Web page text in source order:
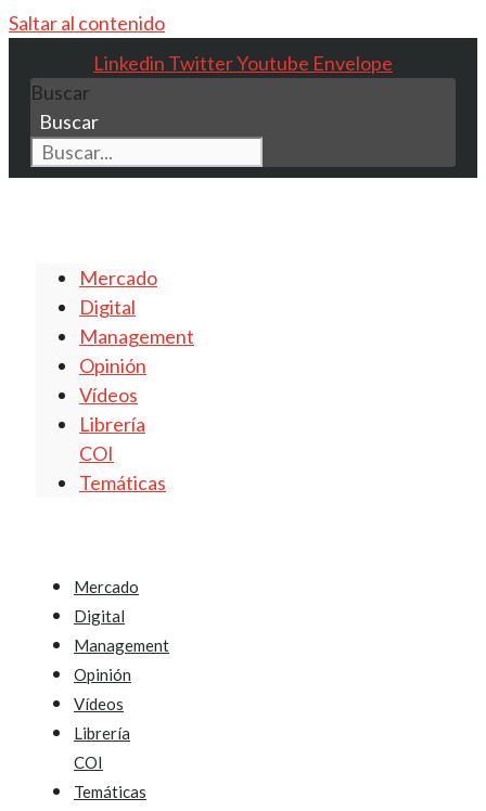
Saltar al contenido
Linkedin TwitterYoutube Envelope
Buscar
Buscar
Mercado
Digital
Management
Opinión
Vídeos
Librería
COI
Temáticas
Mercado
Digital
Management
Opinión
Vídeos
Librería
COI
Temáticas